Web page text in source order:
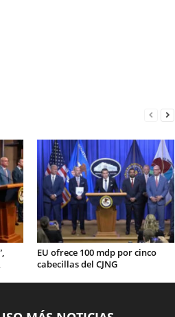
EU ofrece 100 mdp por cinco
cabecillas del CJNG